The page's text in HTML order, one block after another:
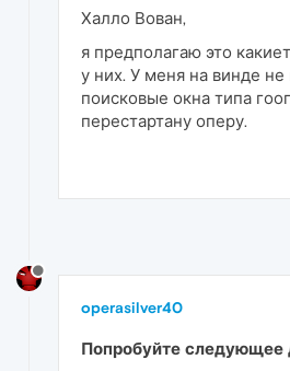
Халло Вован,
я предполагаю это
у них. У меня на винде не
поисковые окна типа
перестартану оперу.
operasilver40
Попробуйте следующее